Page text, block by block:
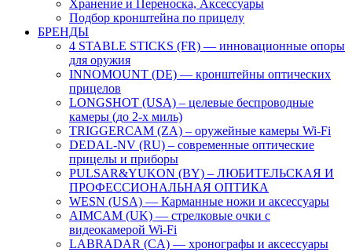
Хранение и Переноска, Аксессуары
Подбор кронштейна по прицелу
БРЕНДЫ
4 STABLE STICKS (FR) — инновационные опоры
для оружия
INNOMOUNT (DE) — кронштейны оптических
прицелов
LONGSHOT (USA) – целевые беспроводные
камеры (до 2-х миль)
TRIGGERCAM (ZA) – оружейные камеры Wi-Fi
DEDAL-NV (RU) – современные оптические
прицелы и приборы
PULSAR&YUKON (BY) – ЛЮБИТЕЛЬСКАЯ И
ПРОФЕССИОНАЛЬНАЯ ОПТИКА
WESN (USA) — Карманные ножи и аксессуары
AIMCAM (UK) — стрелковые очки с
видеокамерой Wi-Fi
LABRADAR (CA) — хронографы и аксессуары